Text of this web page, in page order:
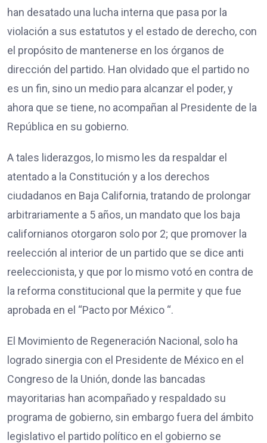
han desatado una lucha interna que pasa por la
violación a sus estatutos y el estado de derecho, con
el propósito de mantenerse en los órganos de
dirección del partido. Han olvidado que el partido no
es un fin, sino un medio para alcanzar el poder, y
ahora que se tiene, no acompañan al Presidente de la
República en su gobierno.
A tales liderazgos, lo mismo les da respaldar el
atentado a la Constitución y a los derechos
ciudadanos en Baja California, tratando de prolongar
arbitrariamente a 5 años, un mandato que los baja
californianos otorgaron solo por 2; que promover la
reelección al interior de un partido que se dice anti
reeleccionista, y que por lo mismo votó en contra de
la reforma constitucional que la permite y que fue
aprobada en el “Pacto por México “.
El Movimiento de Regeneración Nacional, solo ha
logrado sinergia con el Presidente de México en el
Congreso de la Unión, donde las bancadas
mayoritarias han acompañado y respaldado su
programa de gobierno, sin embargo fuera del ámbito
legislativo el partido político en el gobierno se